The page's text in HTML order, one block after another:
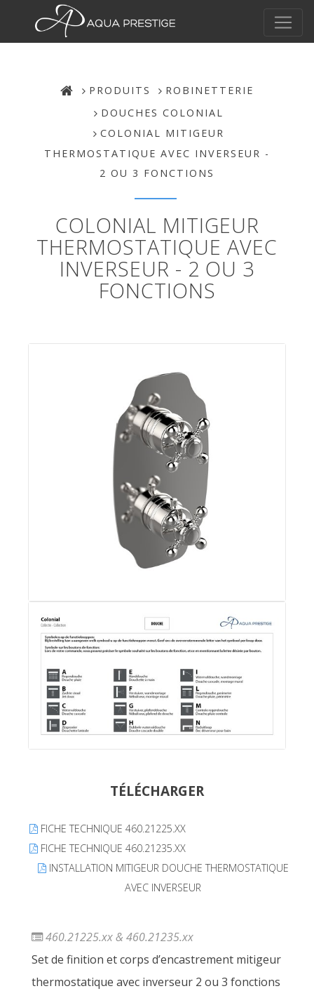
PRODUITS
ROBINETTERIE
DOUCHES COLONIAL
COLONIAL MITIGEUR
THERMOSTATIQUE AVEC INVERSEUR -
2 OU 3 FONCTIONS
COLONIAL MITIGEUR
THERMOSTATIQUE AVEC
INVERSEUR - 2 OU 3
FONCTIONS
TÉLÉCHARGER
FICHE TECHNIQUE 460.21225.XX
FICHE TECHNIQUE 460.21235.XX
INSTALLATION MITIGEUR DOUCHE THERMOSTATIQUE
AVEC INVERSEUR
460.21225.xx & 460.21235.xx
Set de finition et corps d’encastrement mitigeur
thermostatique avec inverseur 2 ou 3 fonctions